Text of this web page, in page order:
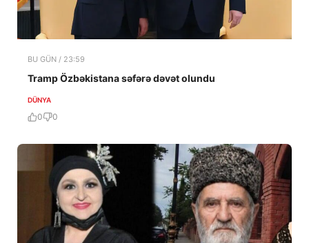
BU GÜN / 23:59
Tramp Özbəkistana səfərə dəvət olundu
DÜNYA
0 0